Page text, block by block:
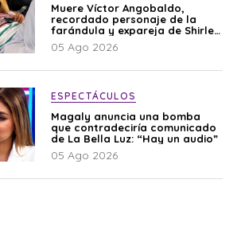
Muere Víctor Angobaldo,
recordado personaje de la
farándula y expareja de Shirley
Cherres
05 Ago 2026
ESPECTÁCULOS
Magaly anuncia una bomba
que contradeciría comunicado
de La Bella Luz: “Hay un audio”
05 Ago 2026